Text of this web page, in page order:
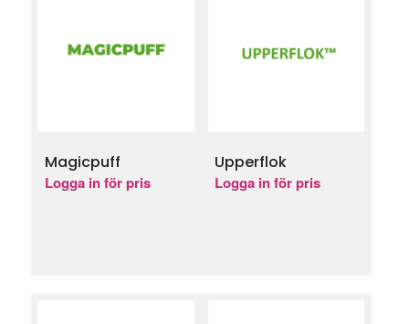
Magicpuff
Logga in för pris
Upperflok
Logga in för pris